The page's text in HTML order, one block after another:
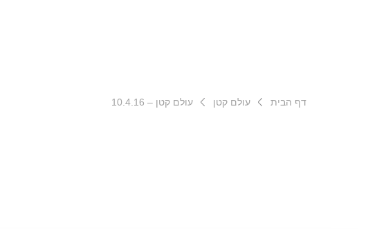
דף הבית עולם קטן עולם קטן – 10.4.16